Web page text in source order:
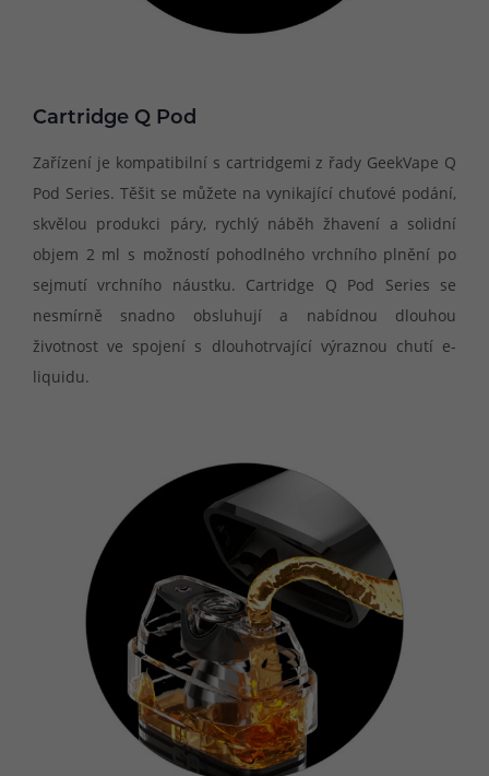
Cartridge Q Pod
Zařízení je kompatibilní s cartridgemi z řady GeekVape Q
Pod Series. Těšit se můžete na vynikající chuťové podání,
skvělou produkci páry, rychlý náběh žhavení a solidní
objem 2 ml s možností pohodlného vrchního plnění po
sejmutí vrchního náustku. Cartridge Q Pod Series se
nesmírně snadno obsluhují a nabídnou dlouhou
životnost ve spojení s dlouhotrvající výraznou chutí e-
liquidu.